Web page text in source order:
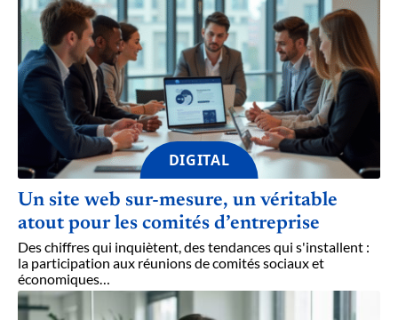
DIGITAL
Un site web sur-mesure, un véritable
atout pour les comités d’entreprise
Des chiffres qui inquiètent, des tendances qui s'installent :
la participation aux réunions de comités sociaux et
économiques